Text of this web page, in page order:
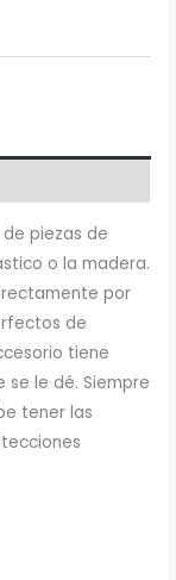
piezas de
o la madera.
por
de
tiene
se le dé. Siempre
tener las